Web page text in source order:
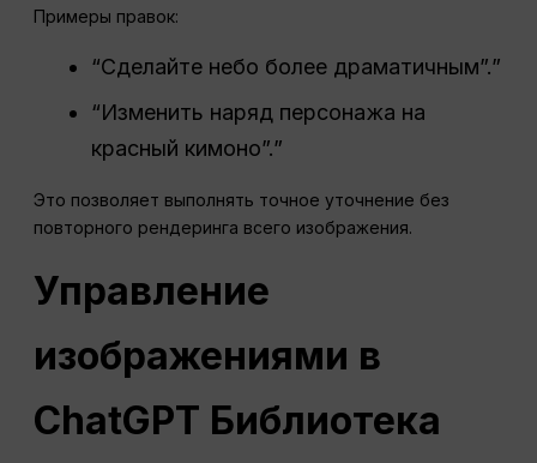
Примеры правок:
“Сделайте небо более драматичным”.”
“Изменить наряд персонажа на
красный кимоно”.”
Это позволяет выполнять точное уточнение без
повторного рендеринга всего изображения.
Управление
изображениями в
ChatGPT Библиотека